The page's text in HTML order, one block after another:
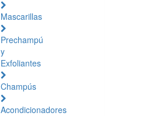
Mascarillas
Prechampú
y
Exfoliantes
Champús
Acondicionadores